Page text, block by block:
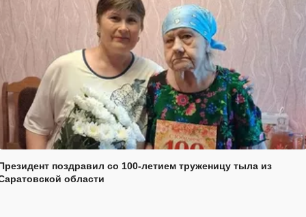
поздравил со 100-летием труженицу тыла из
области